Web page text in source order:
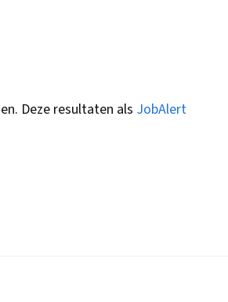
Deze resultaten als JobAlert